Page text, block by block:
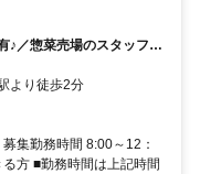
♪／惣菜売場のスタッフ募
より徒歩2分
集勤務時間 8:00～12：
方 ■勤務時間は上記時間